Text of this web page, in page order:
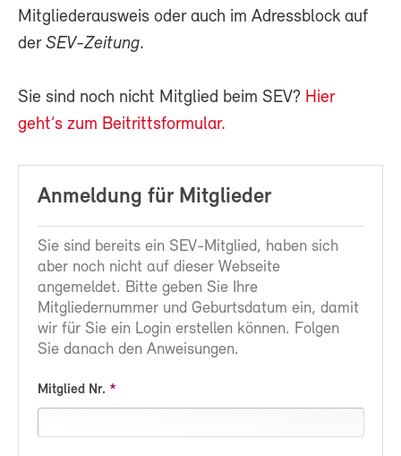
Mitgliederausweis oder auch im Adressblock auf
der SEV-Zeitung.
Sie sind noch nicht Mitglied beim SEV? Hier
geht’s zum Beitrittsformular.
Anmeldung für Mitglieder
Sie sind bereits ein SEV-Mitglied, haben sich
aber noch nicht auf dieser Webseite
angemeldet. Bitte geben Sie Ihre
Mitgliedernummer und Geburtsdatum ein, damit
wir für Sie ein Login erstellen können. Folgen
Sie danach den Anweisungen.
Mitglied Nr.